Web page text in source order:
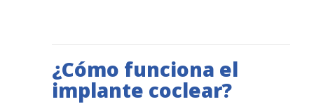
¿Cómo funciona el
implante coclear?